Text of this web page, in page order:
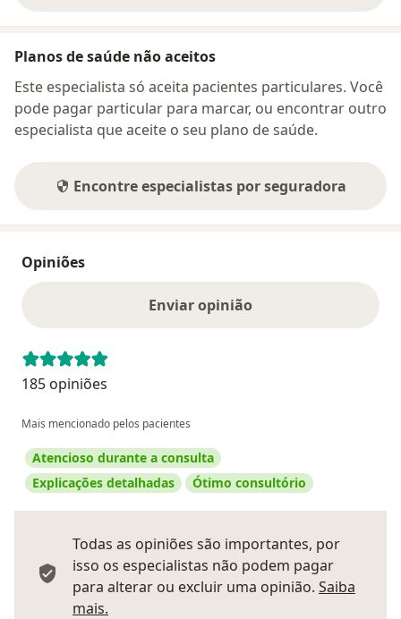
Planos de saúde não aceitos
Este especialista só aceita pacientes particulares. Você
pode pagar particular para marcar, ou encontrar outro
especialista que aceite o seu plano de saúde.
Encontre especialistas por seguradora
Opiniões
Enviar opinião
185 opiniões
Mais mencionado pelos pacientes
Atencioso durante a consulta
Explicações detalhadas
Ótimo consultório
Todas as opiniões são importantes, por
isso os especialistas não podem pagar
para alterar ou excluir uma opinião. Saiba
mais.